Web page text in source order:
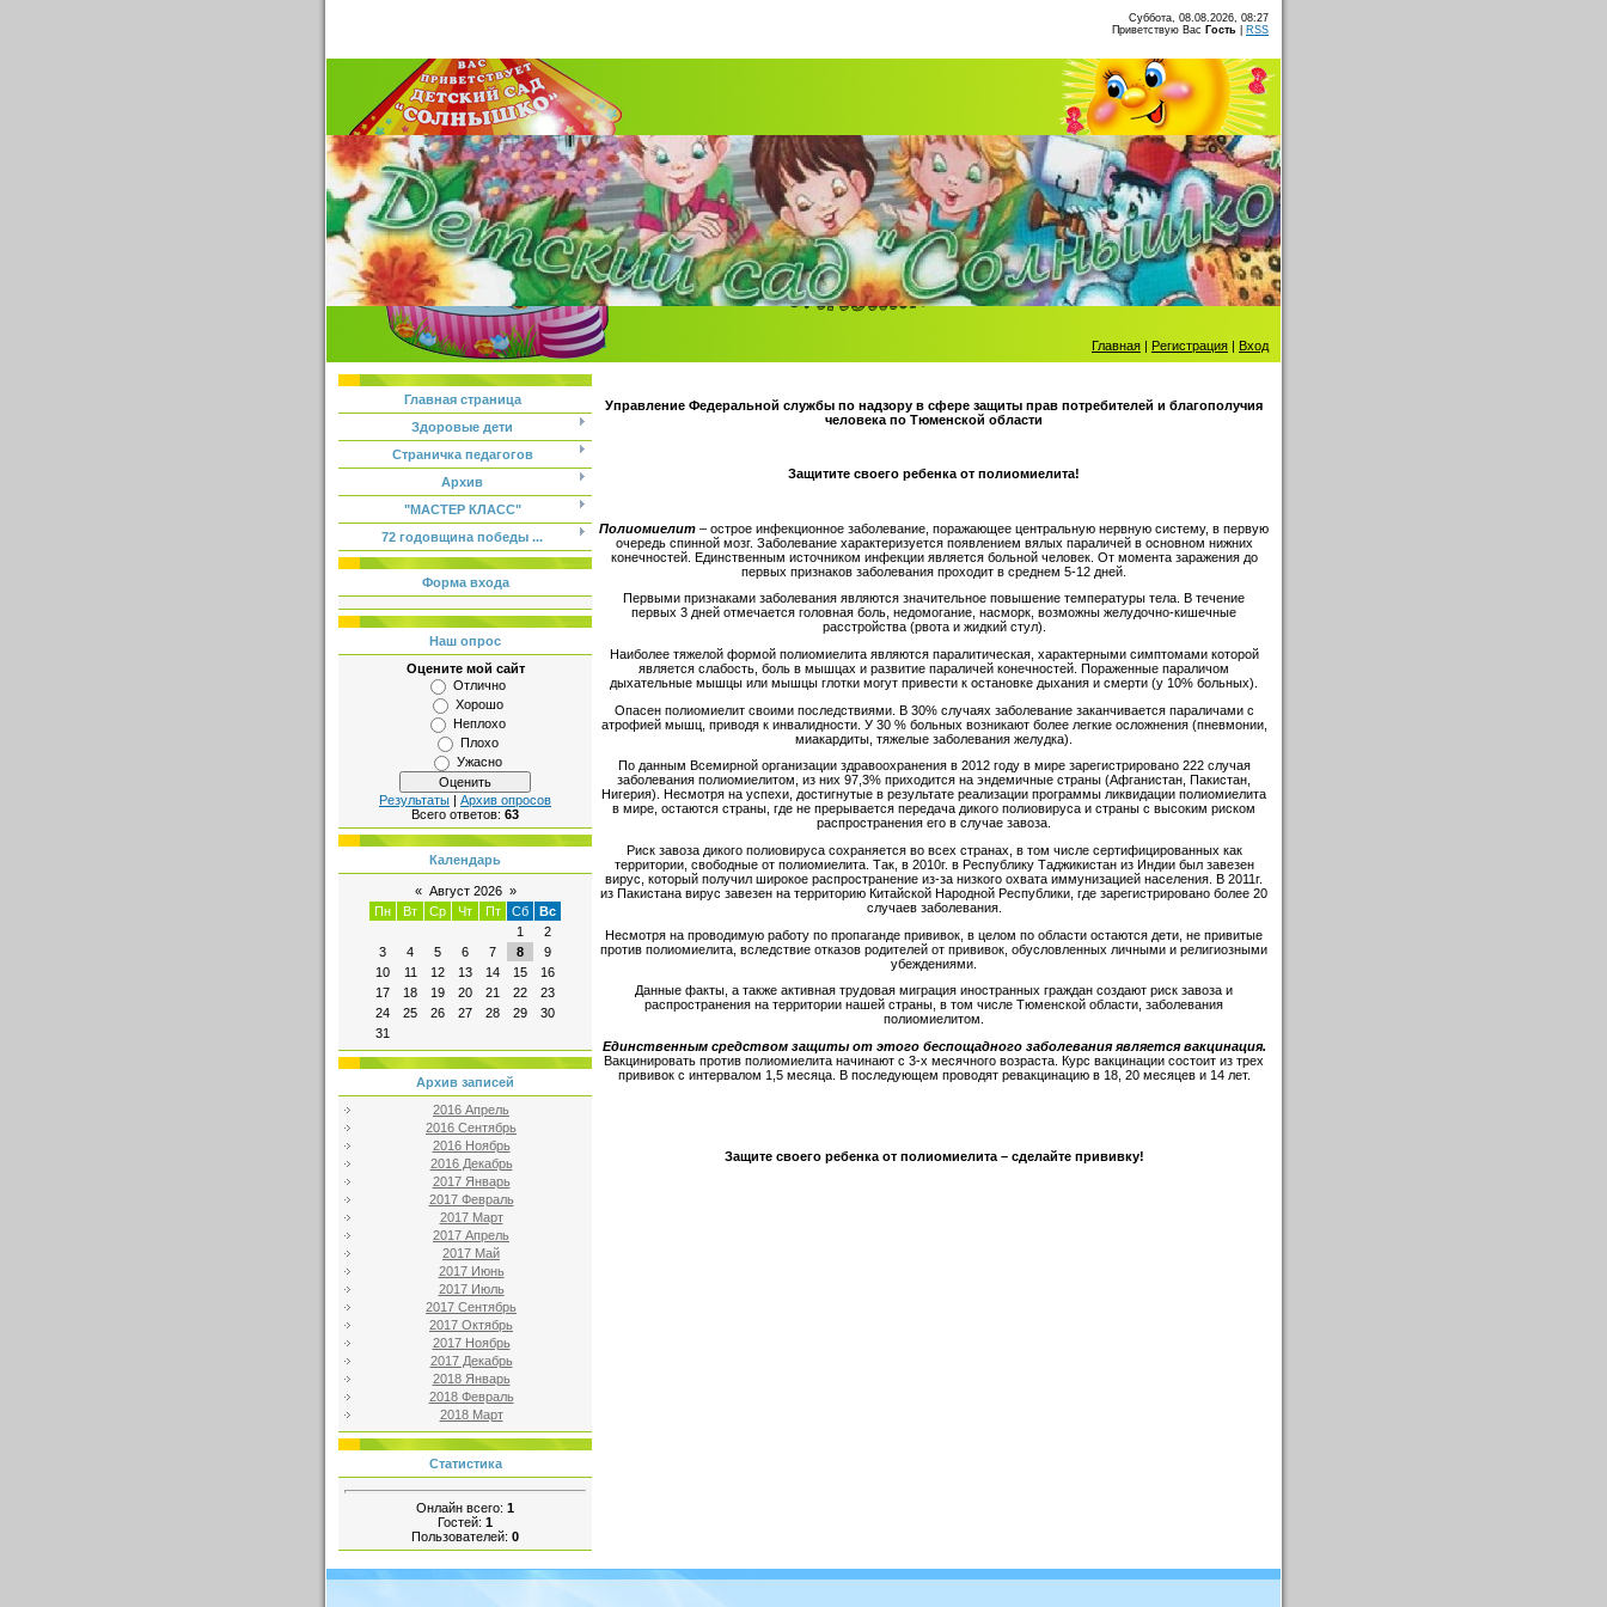
Суббота, 08.08.2026, 08:27
Приветствую Вас Гость RSS
Главная | Регистрация | Вход
Главная страница
Здоровые дети
Страничка педагогов
Архив
"МАСТЕР КЛАСС"
72 годовщина победы ...
Форма входа
Наш опрос
Оцените мой сайт
Отлично
Хорошо
Неплохо
Плохо
Ужасно
Результаты | Архив опросов
Всего ответов: 63
Календарь
« Август 2026 »
Пн
Вт Ср Чт Пт Сб
Вс
1
2
3
4 5 6 7 8
9
10
11 12 13 14 15
16
17
18 19 20 21 22
23
24
25 26 27 28 29
30
31
Архив записей
2016 Апрель
2016 Сентябрь
2016 Ноябрь
2016 Декабрь
2017 Январь
2017 Февраль
2017 Март
2017 Апрель
2017 Май
2017 Июнь
2017 Июль
2017 Сентябрь
2017 Октябрь
2017 Ноябрь
2017 Декабрь
2018 Январь
2018 Февраль
2018 Март
Статистика
Онлайн всего: 1
Гостей: 1
Пользователей: 0
Управление Федеральной службы по надзору в сфере защиты прав потребителей и благополучия
человека по Тюменской области
Защитите своего ребенка от полиомиелита!
Полиомиелит – острое инфекционное заболевание, поражающее центральную нервную систему, в первую
очередь спинной мозг. Заболевание характеризуется появлением вялых параличей в основном нижних
конечностей. Единственным источником инфекции является больной человек. От момента заражения до
первых признаков заболевания проходит в среднем 5-12 дней.
Первыми признаками заболевания являются значительное повышение температуры тела. В течение
первых 3 дней отмечается головная боль, недомогание, насморк, возможны желудочно-кишечные
расстройства (рвота и жидкий стул).
Наиболее тяжелой формой полиомиелита являются паралитическая, характерными симптомами которой
является слабость, боль в мышцах и развитие параличей конечностей. Пораженные параличом
дыхательные мышцы или мышцы глотки могут привести к остановке дыхания и смерти (у 10% больных).
Опасен полиомиелит своими последствиями. В 30% случаях заболевание заканчивается параличами с
атрофией мышц, приводя к инвалидности. У 30 % больных возникают более легкие осложнения (пневмонии,
миакардиты, тяжелые заболевания желудка).
По данным Всемирной организации здравоохранения в 2012 году в мире зарегистрировано 222 случая
заболевания полиомиелитом, из них 97,3% приходится на эндемичные страны (Афганистан, Пакистан,
Нигерия). Несмотря на успехи, достигнутые в результате реализации программы ликвидации полиомиелита
в мире, остаются страны, где не прерывается передача дикого полиовируса и страны с высоким риском
распространения его в случае завоза.
Риск завоза дикого полиовируса сохраняется во всех странах, в том числе сертифицированных как
территории, свободные от полиомиелита. Так, в 2010г. в Республику Таджикистан из Индии был завезен
вирус, который получил широкое распространение из-за низкого охвата иммунизацией населения. В 2011г.
из Пакистана вирус завезен на территорию Китайской Народной Республики, где зарегистрировано более 20
случаев заболевания.
Несмотря на проводимую работу по пропаганде прививок, в целом по области остаются дети, не привитые
против полиомиелита, вследствие отказов родителей от прививок, обусловленных личными и религиозными
убеждениями.
Данные факты, а также активная трудовая миграция иностранных граждан создают риск завоза и
распространения на территории нашей страны, в том числе Тюменской области, заболевания
полиомиелитом.
Единственным средством защиты от этого беспощадного заболевания является вакцинация.
Вакцинировать против полиомиелита начинают с 3-х месячного возраста. Курс вакцинации состоит из трех
прививок с интервалом 1,5 месяца. В последующем проводят ревакцинацию в 18, 20 месяцев и 14 лет.
Защите своего ребенка от полиомиелита – сделайте прививку!